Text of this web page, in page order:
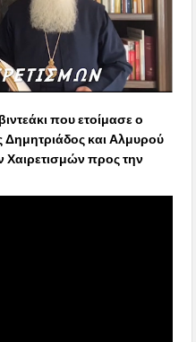
που ετοίμασε ο
και Αλμυρού
Χαιρετισμών προς την